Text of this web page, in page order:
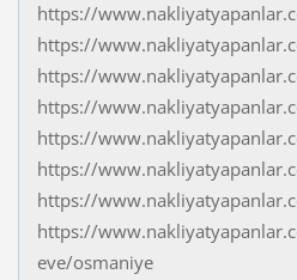
https://
https://
https://
https://
https://
https://
https://
https://
eve/osmaniye